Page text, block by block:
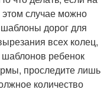
этом случае можно
дорог для
всех колец,
ребенок
проследите лишь
количество